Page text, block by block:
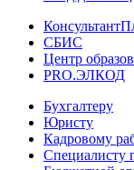
СБИС
Центр
PRO.ЭЛКОД
Бухгалтеру
Юристу
Кадровому
Специалисту